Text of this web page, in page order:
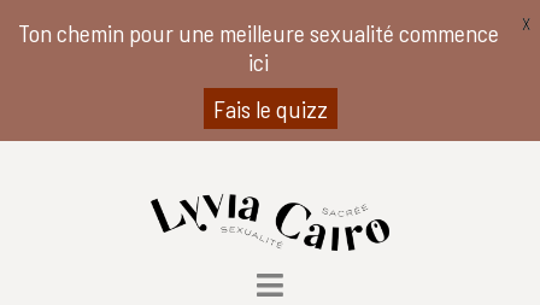
Ton chemin pour une meilleure sexualité commence
ici
Fais le quizz
X